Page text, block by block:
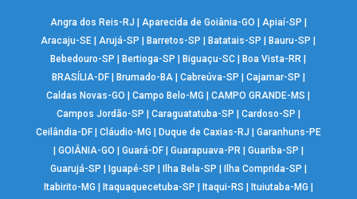
Angra dos Reis-RJ Aparecida de Goiânia-GO Apiaí-SP
Aracaju-SE |Arujá-SP Barretos-SP Batatais-SP Bauru-SP
Bebedouro-SP
Bertioga-SP Biguaçu-SC Boa Vista-RR
BRASÍLIA-DF| Brumado-BA| Cabreúva-SP Cajamar-SP
Caldas Novas-GO
|Campo Belo-MG |CAMPO GRANDE-MS
Campos Jordão-SP
Caraguatatuba-SP Cardoso-SP
Ceilândia-DF| Cláudio-MG Duque de Caxias-RJ
Garanhuns-PE
GOIÂNIA-GO Guará-DF| Guarapuava-PR| Guariba-SP
Guarujá-SP
Iguapé-SP Ilha Bela-SP Ilha Comprida-SP
Itabirito-MG
Itaquaquecetuba-SP Itaqui-RS Ituiutaba-MG